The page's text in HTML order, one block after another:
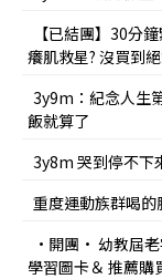
【已結團】30分
癢肌救星? 沒買到
3y9m：紀念人生
飯就算了
3y8m 哭到停不下
重度運動族群喝的
•開團• 幼教屆老
學習圖卡＆ 推薦購